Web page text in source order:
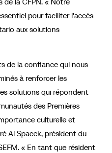
pour faciliter l’accès
aux solutions
de la confiance qui nous
à renforcer les
solutions qui répondent
des Premières
culturelle et
Al Spacek, président du
« En tant que résident